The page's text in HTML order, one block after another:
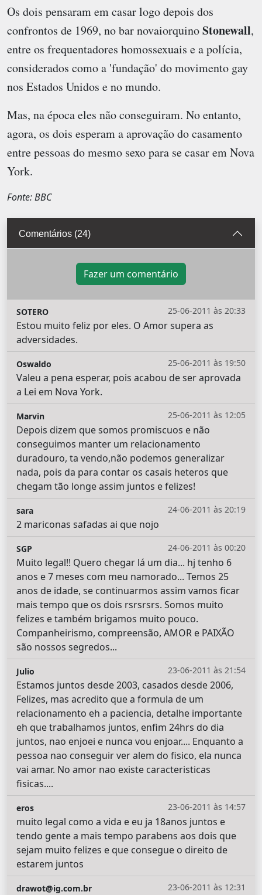
Os dois pensaram em casar logo depois dos
confrontos de 1969, no bar novaiorquinoStonewall,
entre os frequentadores homossexuais e a polícia,
considerados como a 'fundação' do movimento gay
nos Estados Unidos e no mundo.
Mas, na época eles não conseguiram. No entanto,
agora, os dois esperam a aprovação do casamento
entre pessoas do mesmo sexo para se casar em Nova
York.
Fonte: BBC
Comentários (24)
Fazer um comentário
25-06-2011 às 20:33
SOTERO
Estou muito feliz por eles. O Amor supera as
adversidades.
25-06-2011 às 19:50
Oswaldo
Valeu a pena esperar, pois acabou de ser aprovada
a Lei em Nova York.
25-06-2011 às 12:05
Marvin
Depois dizem que somos promiscuos e não
conseguimos manter um relacionamento
duradouro, ta vendo,não podemos generalizar
nada, pois da para contar os casais heteros que
chegam tão longe assim juntos e felizes!
24-06-2011 às 20:19
sara
2 mariconas safadas ai que nojo
24-06-2011 às 00:20
SGP
Muito legal!! Quero chegar lá um dia... hj tenho 6
anos e 7 meses com meu namorado... Temos 25
anos de idade, se continuarmos assim vamos ficar
mais tempo que os dois rsrsrsrs. Somos muito
felizes e também brigamos muito pouco.
Companheirismo, compreensão, AMOR e PAIXÃO
são nossos segredos...
23-06-2011 às 21:54
Julio
Estamos juntos desde 2003, casados desde 2006,
Felizes, mas acredito que a formula de um
relacionamento eh a paciencia, detalhe importante
eh que trabalhamos juntos, enfim 24hrs do dia
juntos, nao enjoei e nunca vou enjoar.... Enquanto a
pessoa nao conseguir ver alem do fisico, ela nunca
vai amar. No amor nao existe caracteristicas
fisicas....
23-06-2011 às 14:57
eros
muito legal como a vida e eu ja 18anos juntos e
tendo gente a mais tempo parabens aos dois que
sejam muito felizes e que consegue o direito de
estarem juntos
23-06-2011 às 12:31
drawot@ig.com.br